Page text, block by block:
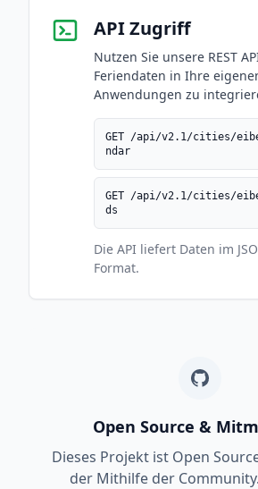
API Zugriff
Nutzen Sie unsere REST
Feriendaten in Ihre
Anwendungen zu
GET /api/v2.1/cities/
ndar
GET /api/v2.1/cities/
ds
Die API liefert Daten im
Format.
Open Source &
Dieses Projekt ist Open
der Mithilfe der